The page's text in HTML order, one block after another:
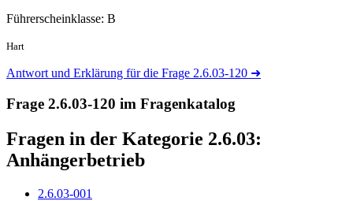
Führerscheinklasse: B
Hart
Antwort und Erklärung für die Frage 2.6.03-120 ➜
Frage 2.6.03-120 im Fragenkatalog
Fragen in der Kategorie 2.6.03:
Anhängerbetrieb
2.6.03-001